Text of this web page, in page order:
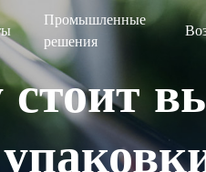
Промышленные
решения